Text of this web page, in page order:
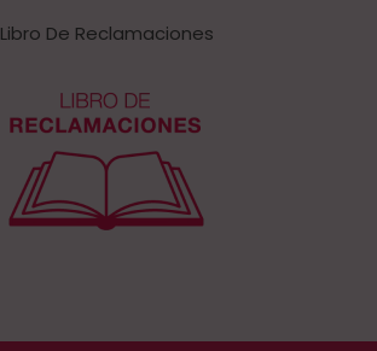
Libro De Reclamaciones